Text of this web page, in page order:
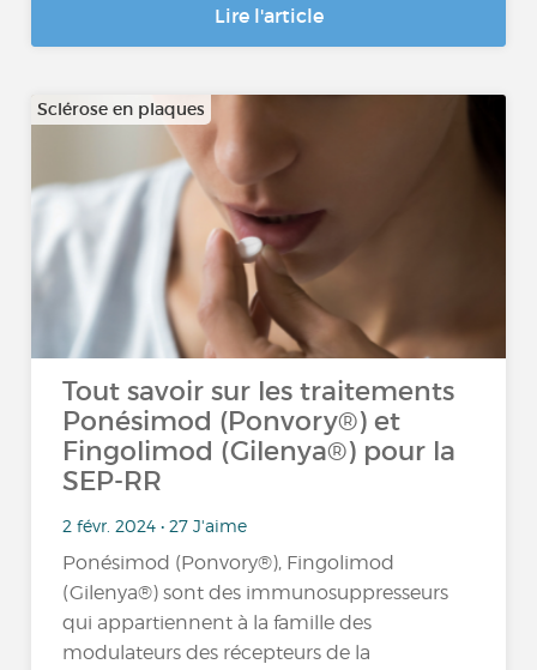
Lire l'article
Sclérose en plaques
Tout savoir sur les traitements
Ponésimod (Ponvory®) et
Fingolimod (Gilenya®) pour la
SEP-RR
2 févr. 2024 • 27 J'aime
Ponésimod (Ponvory®), Fingolimod
(Gilenya®) sont des immunosuppresseurs
qui appartiennent à la famille des
modulateurs des récepteurs de la